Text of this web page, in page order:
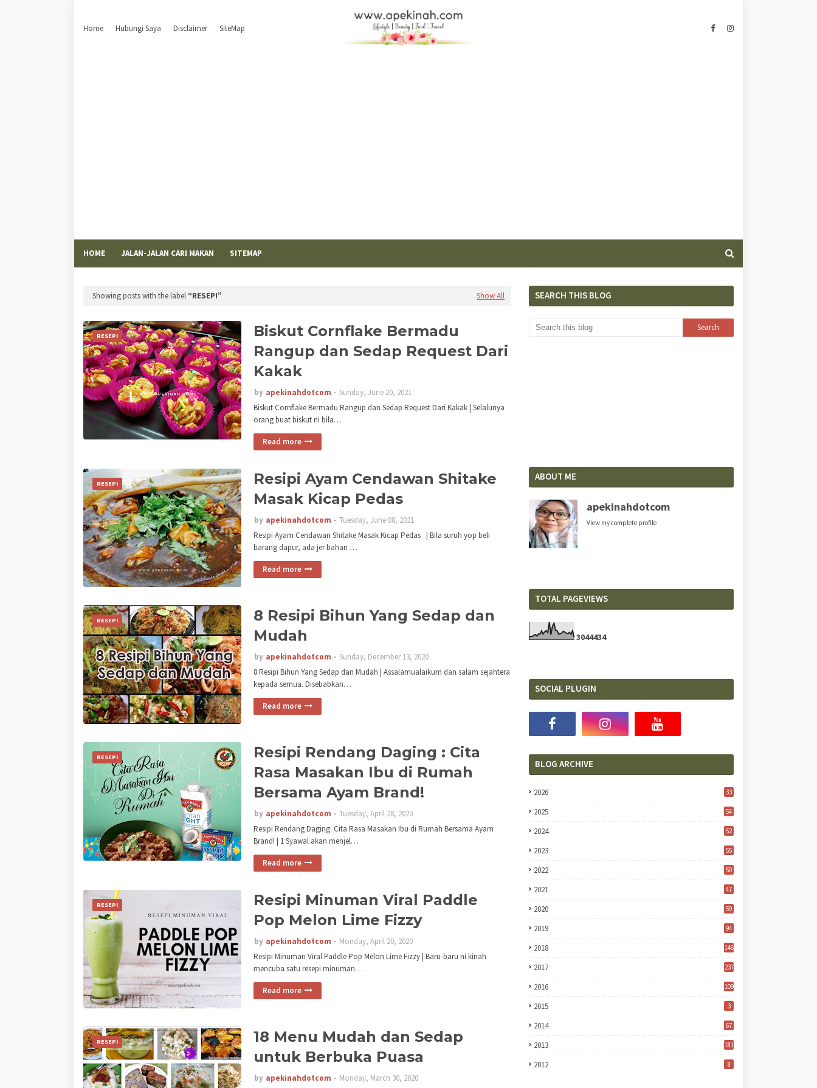
Home Hubungi Saya Disclaimer SiteMap
HOME JALAN-JALAN CARI MAKAN SITEMAP
Showing posts with the label RESEPI Show All
RESEPI
Biskut Cornflake Bermadu
Rangup dan Sedap Request Dari
Kakak
by apekinahdotcom
Sunday, June 20, 2021
Biskut Cornflake Bermadu Rangup dan Sedap Request Dari Kakak | Selalunya
orang buat biskut ni bila…
Read more
RESEPI
Resipi Ayam Cendawan Shitake
Masak Kicap Pedas
by apekinahdotcom
Tuesday, June 08, 2021
Resipi Ayam Cendawan Shitake Masak Kicap Pedas | Bila suruh yop beli
barang dapur, ada jer bahan …
Read more
RESEPI
8 Resipi Bihun Yang Sedap dan
Mudah
by apekinahdotcom
Sunday, December 13, 2020
8 Resipi Bihun Yang Sedap dan Mudah | Assalamualaikum dan salam sejahtera
kepada semua. Disebabkan…
Read more
RESEPI
Resipi Rendang Daging : Cita
Rasa Masakan Ibu di Rumah
Bersama Ayam Brand!
by apekinahdotcom
Tuesday, April 28, 2020
Resipi Rendang Daging: Cita Rasa Masakan Ibu di Rumah Bersama Ayam
Brand! | 1 Syawal akan menjel…
Read more
RESEPI
Resipi Minuman Viral Paddle
Pop Melon Lime Fizzy
by apekinahdotcom
Monday, April 20, 2020
Resipi Minuman Viral Paddle Pop Melon Lime Fizzy | Baru-baru ni kinah
mencuba satu resepi minuman…
Read more
RESEPI
18 Menu Mudah dan Sedap
untuk Berbuka Puasa
by apekinahdotcom
Monday, March 30, 2020
SEARCH THIS BLOG
ABOUT ME
apekinahdotcom
View my complete profile
TOTAL PAGEVIEWS
3044434
SOCIAL PLUGIN
BLOG ARCHIVE
2026 33
2025 54
2024 52
2023 55
2022 50
2021 47
2020 59
2019 94
2018 146
2017 237
2016 109
2015 3
2014 67
2013 181
2012 8